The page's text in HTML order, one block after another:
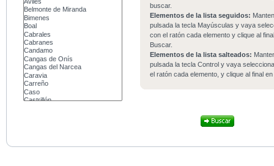
buscar.
Elementos de la lista seguidos:
pulsada la tecla Mayúsculas y vaya
con el ratón cada elemento y clique al
Buscar.
Elementos de la lista salteados:
pulsada la tecla Control y vaya
el ratón cada elemento, y clique al final